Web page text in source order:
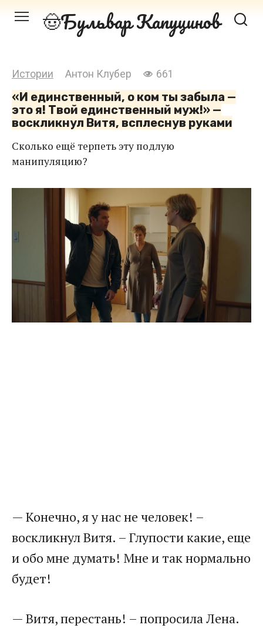
Перейти Бульвар Капуцинов
Истории Антон Клубер 661
«И единственный, о ком ты забыла —
это я! Твой единственный муж!» —
воскликнул Витя, всплеснув руками
Сколько ещё терпеть эту подлую
манипуляцию?
— Конечно, я у нас не человек! –
воскликнул Витя. – Глупости какие, еще
и обо мне думать! Мне и так нормально
будет!
— Витя, перестань! – попросила Лена.